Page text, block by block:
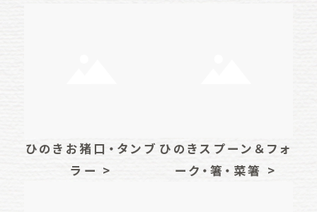
ひのきお猪口・タンブ
ラー >
ひのきスプーン＆フォ
ーク・箸・菜箸 >